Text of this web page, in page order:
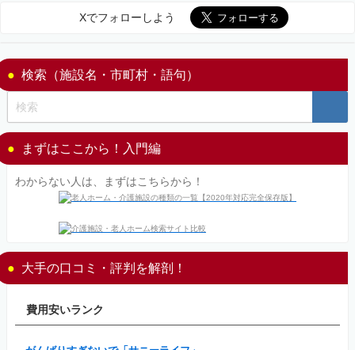
Xでフォローしよう
検索（施設名・市町村・語句）
まずはここから！入門編
わからない人は、まずはこちらから！
大手の口コミ・評判を解剖！
費用安いランク